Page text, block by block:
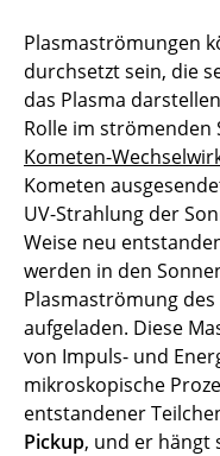
Sonnenwind-
Plasma-
Merkur
Signalanalyse
Ionen-Triebwerk
Plasmaströmungen
durchsetzt sein, die
das Plasma
Rolle im strömenden
Kometen-
Kometen
UV-Strahlung der
Weise neu
werden in den
Plasmaströmung
aufgeladen. Diese
von Impuls- und
mikroskopische
entstandener
Pickup, und er hängt